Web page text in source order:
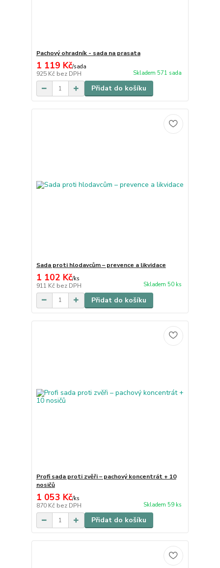
Pachový ohradník - sada na prasata
1 119 Kč/sada
925 Kč bez DPH Skladem 571 sada
Přidat do košíku
Sada proti hlodavcům – prevence a likvidace
1 102 Kč/ks
911 Kč bez DPH Skladem 50 ks
Přidat do košíku
Profi sada proti zvěři – pachový koncentrát + 10
nosičů
1 053 Kč/ks
870 Kč bez DPH Skladem 59 ks
Přidat do košíku